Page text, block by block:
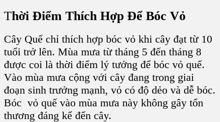
Thời Điểm Thích Hợp Để Bóc Vỏ
Cây Quế chỉ thích hợp bóc vỏ khi cây đạt từ 10
tuổi trở lên. Mùa mưa từ tháng 5 đến tháng 8
được coi là thời điểm lý tưởng để bóc vỏ quế.
Vào mùa mưa cộng với cây đang trong giai
đoạn sinh trưởng mạnh, vỏ có độ dẻo và dễ bóc.
Bóc vỏ quế vào mùa mưa này không gây tổn
thương đáng kể đến cây.